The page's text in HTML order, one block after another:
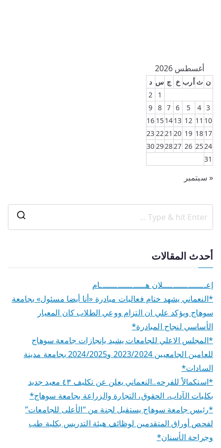
أغسطس 2026
ن ث أرب خ ج س د
1
2
3
4
5
6
7
8
9
10
11
12
13
14
15
16
17
18
19
20
21
22
23
24
25
26
27
28
29
30
31
« سبتمبر
أحدث المقالات
إعـــــــــــــــــلان هــــــــــــــــــام
*النعماني يشهد ختام فعاليات مبادرة «أنا أيضا مسئول» بجامعة
سوهاج ويؤكد علي ان التزام ووعي الطلاب كان المعيار
الأساسي لنجاح المبادرة*
*المجلس الاعلي للجامعات يشيد بإنجازات جامعة سوهاج
للعامين الجامعيين 2023/2024 و2024/2025 بجامعة مدينة
السادات*
*استكمالاً للفرحه..النعماني يعلن عن تكليف ٤٣ معيد جديد
بكليات الآداب، الحقوق، التجارة والزراعة بجامعة سوهاج*
*رئيس جامعة سوهاج يستقبل لجنة من “الأعلى للجامعات”
لفحص أوراق المتقدمين لوظائف هيئة التدريس بكلية طب
وجراحة الأسنان*